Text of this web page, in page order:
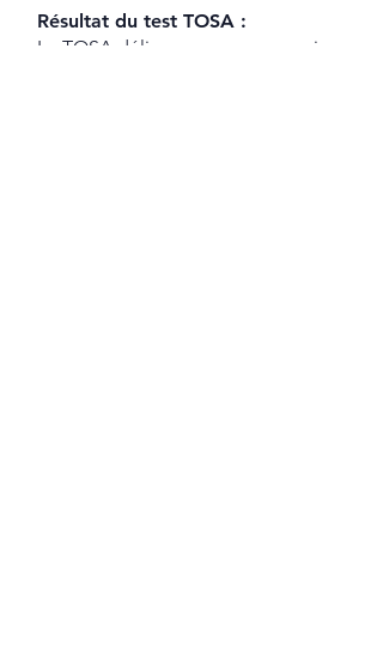
Résultat du test TOSA :
Le TOSA délivre un score compris